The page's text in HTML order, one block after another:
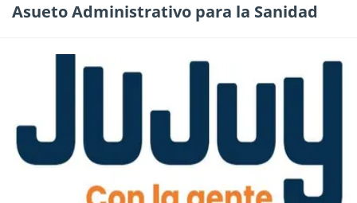
Asueto Administrativo para la Sanidad